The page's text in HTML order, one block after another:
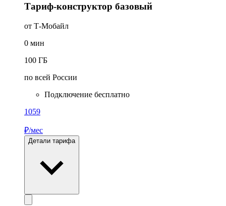
Тариф-конструктор базовый
от Т‑Мобайл
0 мин
100 ГБ
по всей России
Подключение бесплатно
1059
₽/мес
Детали тарифа